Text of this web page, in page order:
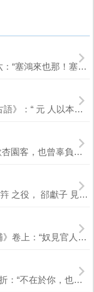
(1).嘆詞。 金 董解元 《西廂記諸宮調》卷六：“塞鴻來也那！塞鴻來也那！”...
同“ 也可 ”。 清 錢大昕 《十駕齋養新錄·蒙古語》：“ 元 人以本國語命...
曾經。 唐 元稹 《贈崔元儒》詩：“最愛輕欺杏園客，也曾辜負酒家胡。”《西遊記...
語氣助詞。表感嘆。《國語·晉語五》：“ 靡筓 之役， 郤獻子 見， 公 曰：‘...
(1).也可以。表示許可。 唐 李肇 《唐國史補》卷上：“奴見官人不下馬，打也...
襯詞。無義。 元 無名氏 《劉弘嫁婢》第二折：“不在於你，也者么他住在 江南 也...